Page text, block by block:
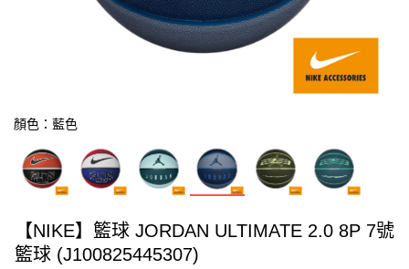
顏色：藍色
【NIKE】籃球 JORDAN ULTIMATE 2.0 8P 7號
籃球 (J100825445307)